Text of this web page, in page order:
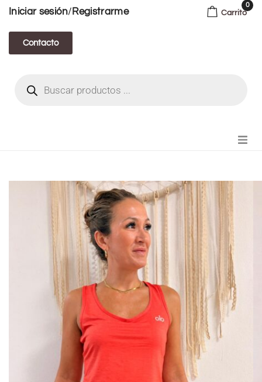
Iniciar sesión/ Registrarme
Contacto
Carrito
0
FIANZA TIKTOK
MODA CHICA
BEAUTY
PERFUMES
BISUTERIA
BOLSOS Y MONEDEROS